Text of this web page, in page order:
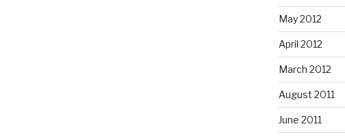
May 2012
April 2012
March 2012
August 2011
June 2011